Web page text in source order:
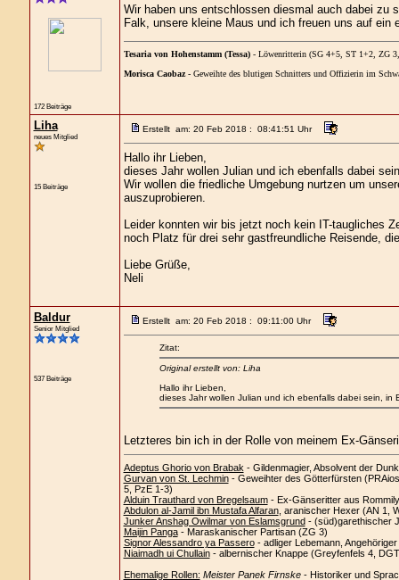
172 Beiträge
Wir haben uns entschlossen diesmal auch dabei zu
Falk, unsere kleine Maus und ich freuen uns auf
Tesaria von Hohenstamm (Tessa)- Löwenritterin (SG 4+5, ST 1+2, ZG
Morisca Caobaz- Geweihte des blutigen Schnitters und Offizierin im
Liha
neues Mitglied
15 Beiträge
Erstellt am: 20 Feb 2018 : 08:41:51 Uhr
Hallo ihr Lieben,
dieses Jahr wollen Julian und ich ebenfalls dabei
Wir wollen die friedliche Umgebung nurtzen um
auszuprobieren.
Leider konnten wir bis jetzt noch kein IT-taugliches
noch Platz für drei sehr gastfreundliche Reisende,
Liebe Grüße,
Neli
Baldur
Senior Mitglied
537 Beiträge
Erstellt am: 20 Feb 2018 : 09:11:00 Uhr
Zitat:
Original erstellt von: Liha
Hallo ihr Lieben,
dieses Jahr wollen Julian und ich ebenfalls dabei sein, in
Letzteres bin ich in der Rolle von meinem Ex-
Adeptus Ghorio von Brabak - Gildenmagier, Absolvent der
Gurvan von St. Lechmin- Geweihter des Götterfürsten
5, PzE 1-3)
Alduin Trauthard von Bregelsaum- Ex-Gänseritter aus
Abdulon al-Jamil ibn Mustafa Alfaran, aranischer Hexer (AN 1,
Junker Anshag Owilmar von Eslamsgrund- (süd)garethischer
Maijin Panga- Maraskanischer Partisan (ZG 3)
Signor Alessandro ya Passero- adliger Lebemann,
Niaimadh ui Chullain- albernischer Knappe (Greyfenfels 4,
Ehemalige Rollen: Meister Panek Firnske- Historiker und